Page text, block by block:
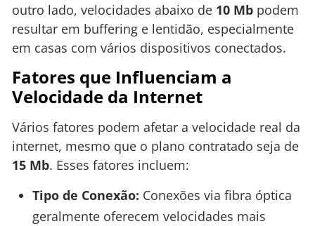
outro lado, velocidades abaixo de 10 Mb podem
resultar em buffering e lentidão, especialmente
em casas com vários dispositivos conectados.
Fatores que Influenciam a
Velocidade da Internet
Vários fatores podem afetar a velocidade real da
internet, mesmo que o plano contratado seja de
15 Mb. Esses fatores incluem:
Tipo de Conexão: Conexões via fibra óptica
geralmente oferecem velocidades mais